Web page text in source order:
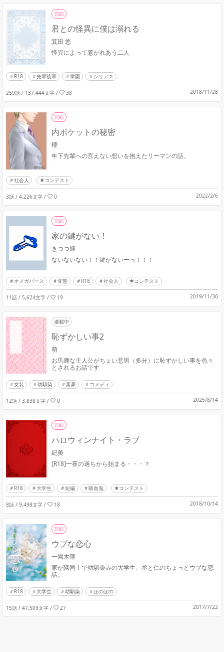
完結
君との怪異に僕は溺れる
箕田 悠
怪異によって惹かれあう二人
R18 先輩後輩 学園 シリアス
259話 / 137,444文字 / 38 2018/11/28
完結
内ポケットの秘密
櫻
年下先輩への言えない想いを抱えたリーマンの話。
社会人 ★コンテスト
3話 / 4,226文字 / 0 2022/2/6
完結
家の鍵がない！
きつつ輝
ないないない！！鍵がないーっ！！！
オメガバース 変態 R18 社会人 ★コンテスト
11話 / 5,624文字 / 19 2019/11/30
連載中
恥ずかしい事2
萌
お馬鹿な主人公がちょい悪男（多分）に恥ずかしい事を色々
とされるお話です
女装 幼馴染 富豪 コメディ
12話 / 3,838文字 / 0 2025/8/14
完結
ハロウィンナイト・ラブ
紀美
[R18]一夜の過ちから始まる・・・？
R18 大学生 短編 吸血鬼 ★コンテスト
8話 / 9,498文字 / 18 2018/10/14
完結
ウブな恋心
一園木蓮
家が隣同士で幼馴染みの大学生、丞と仁のちょっとウブな恋
話。
R18 大学生 幼馴染 ほのぼの
15話 / 47,509文字 / 27 2017/7/22